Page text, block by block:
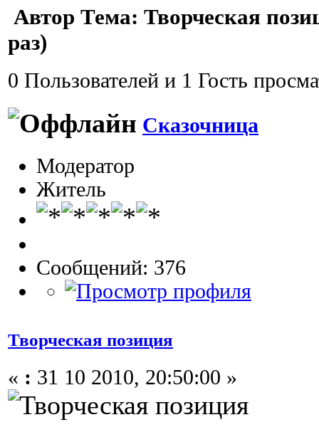
Автор Тема: Творческая
раз)
0 Пользователей и 1 Гость
Сказочница
Модератор
Житель
Сообщений: 376
Творческая позиция
« : 31 10 2010, 20:50:00 »